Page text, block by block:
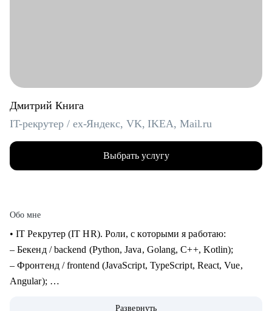
Дмитрий Книга
IT-рекрутер / ex-Яндекс, VK, IKEA, Mail.ru
Выбрать услугу
Обо мне
• IT Рекрутер (IT HR). Роли, с которыми я работаю:
– Бекенд / backend (Python, Java, Golang, C++, Kotlin);
– Фронтенд / frontend (JavaScript, TypeScript, React, Vue,
Angular);
Развернуть